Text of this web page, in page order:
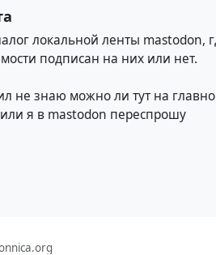
локальной ленты mastodon,
подписан на них или нет.
не знаю можно ли тут на
я в mastodon переспрошу